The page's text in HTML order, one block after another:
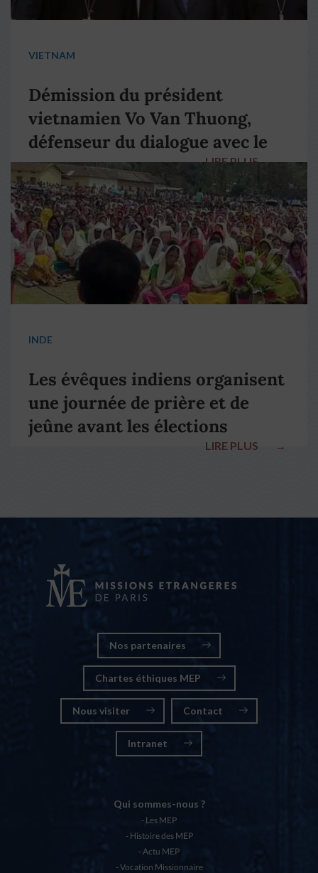
VIETNAM
Démission du président
vietnamien Vo Van Thuong,
défenseur du dialogue avec le
pape François
LIRE PLUS →
INDE
Les évêques indiens organisent
une journée de prière et de
jeûne avant les élections
LIRE PLUS →
Nos partenaires
Chartes éthiques MEP
Nous visiter Contact
Intranet
Qui sommes-nous ?
Les MEP
Histoire des MEP
Actu MEP
Vocation Missionnaire